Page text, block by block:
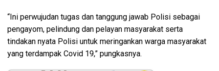
“Ini perwujudan tugas dan tanggung jawab Polisi sebagai
pengayom, pelindung dan pelayan masyarakat serta
tindakan nyata Polisi untuk meringankan warga masyarakat
yang terdampak Covid 19,” pungkasnya.